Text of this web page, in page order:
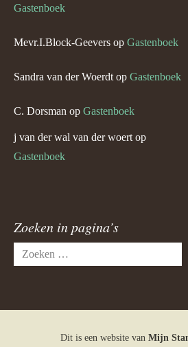
Gastenboek
Mevr.I.Block-Geevers op Gastenboek
Sandra van der Woerdt op Gastenboek
C. Dorsman op Gastenboek
j van der wal van der woert op
Gastenboek
Zoeken in pagina’s
Zoeken
naar:
Dit is een website van Mijn